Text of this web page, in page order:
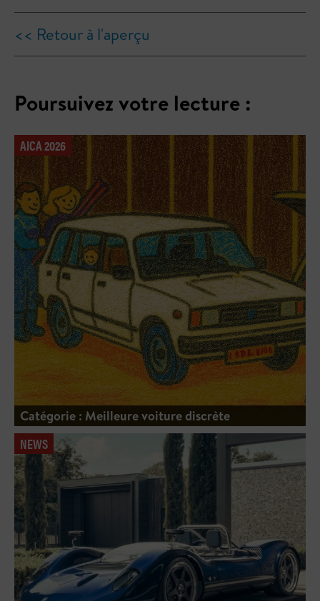
<< Retour à l'aperçu
Poursuivez votre lecture :
AICA 2026
Catégorie : Meilleure voiture discrète
NEWS